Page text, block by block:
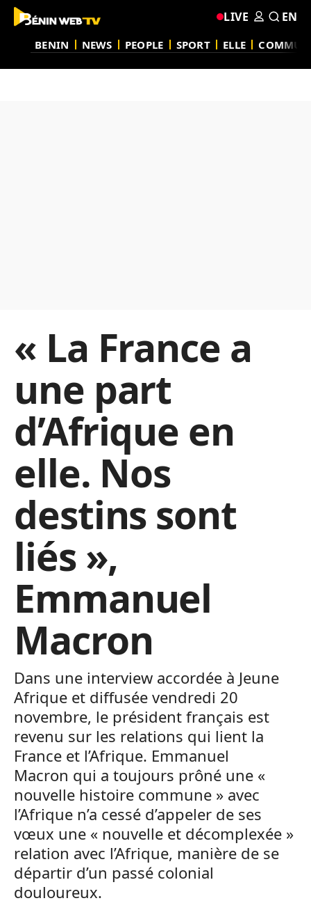
BENIN NEWS PEOPLE SPORT ELLE
LIVE EN
« La France a
une part
d’Afrique en
elle. Nos
destins sont
liés »,
Emmanuel
Macron
Dans une interview accordée à Jeune
Afrique et diffusée vendredi 20
novembre, le président français est
revenu sur les relations qui lient la
France et l’Afrique. Emmanuel
Macron qui a toujours prôné une «
nouvelle histoire commune » avec
l’Afrique n’a cessé d’appeler de ses
vœux une « nouvelle et décomplexée »
relation avec l’Afrique, manière de se
départir d’un passé colonial
douloureux.